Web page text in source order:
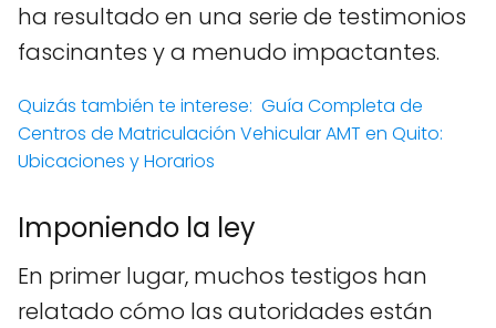
ha resultado en una serie de testimonios
fascinantes y a menudo impactantes.
Quizás también te interese: Guía Completa de
Centros de Matriculación Vehicular AMT en Quito:
Ubicaciones y Horarios
Imponiendo la ley
En primer lugar, muchos testigos han
relatado cómo las autoridades están